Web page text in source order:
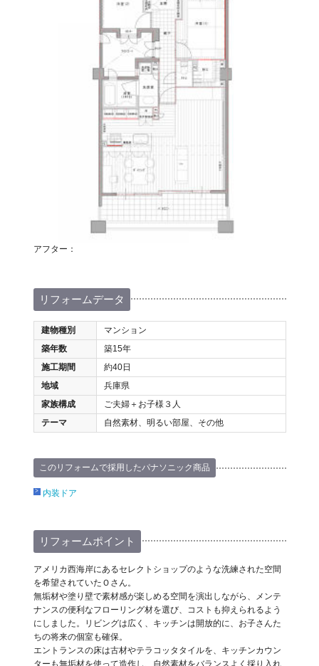
アフター：
リフォームデータ
建物種別
マンション
築年数
築15年
施工期間
約40日
地域
兵庫県
家族構成
ご夫婦＋お子様３人
テーマ
自然素材、明るい部屋、その他
このリフォームで採用したパナソニック商品
内装ドア
リフォームポイント
アメリカ西海岸にあるセレクトショップのような洗練された空間
を希望されていたＯさん。
無垢材や塗り壁で素材感が楽しめる空間を演出しながら、メンテ
ナンスの便利なフローリング材を選び、コストも抑えられるよう
にしました。リビングは広く、キッチンは開放的に、お子さんた
ちの将来の個室も確保。
エントランスの床は古材やテラコッタタイルを、キッチンカウン